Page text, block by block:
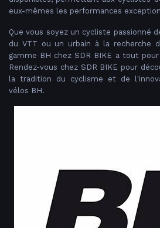
eux-mêmes les performances
Que vous soyez un cycliste passionné
du VTT ou un urbain à la recherche
gamme BH chez SDR BIKE a tout
Rendez-vous chez SDR BIKE pour
la tradition du cyclisme et de
vélos BH.